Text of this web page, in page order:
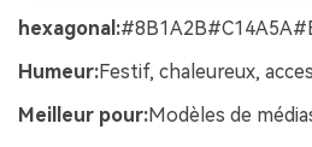
hexagonal:
Humeur:Festif, chaleureux,
Meilleur pour:Modèles de